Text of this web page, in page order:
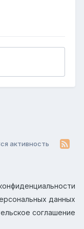
активность
данных
соглашение